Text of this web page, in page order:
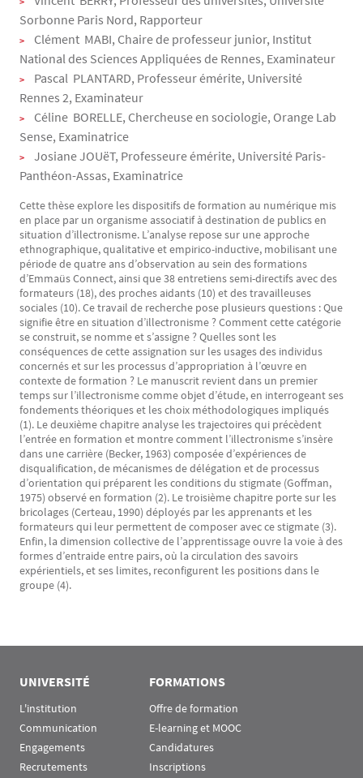
Sorbonne Paris Nord, Rapporteur
Clément MABI, Chaire de professeur junior, Institut
National des Sciences Appliquées de Rennes, Examinateur
Pascal PLANTARD, Professeur émérite, Université
Rennes 2, Examinateur
Céline BORELLE, Chercheuse en sociologie, Orange Lab
Sense, Examinatrice
Josiane JOUëT, Professeure émérite, Université Paris-
Panthéon-Assas, Examinatrice
Cette thèse explore les dispositifs de formation au numérique mis
en place par un organisme associatif à destination de publics en
situation d’illectronisme. L’analyse repose sur une approche
ethnographique, qualitative et empirico-inductive, mobilisant une
période de quatre ans d’observation au sein des formations
d’Emmaüs Connect, ainsi que 38 entretiens semi-directifs avec des
formateurs (18), des proches aidants (10) et des travailleuses
sociales (10). Ce travail de recherche pose plusieurs questions : Que
signifie être en situation d’illectronisme ? Comment cette catégorie
se construit, se nomme et s’assigne ? Quelles sont les
conséquences de cette assignation sur les usages des individus
concernés et sur les processus d’appropriation à l’œuvre en
contexte de formation ? Le manuscrit revient dans un premier
temps sur l’illectronisme comme objet d’étude, en interrogeant ses
fondements théoriques et les choix méthodologiques impliqués
(1). Le deuxième chapitre analyse les trajectoires qui précèdent
l’entrée en formation et montre comment l’illectronisme s’insère
dans une carrière (Becker, 1963) composée d’expériences de
disqualification, de mécanismes de délégation et de processus
d’orientation qui préparent les conditions du stigmate (Goffman,
1975) observé en formation (2). Le troisième chapitre porte sur les
bricolages (Certeau, 1990) déployés par les apprenants et les
formateurs qui leur permettent de composer avec ce stigmate (3).
Enfin, la dimension collective de l’apprentissage ouvre la voie à des
formes d’entraide entre pairs, où la circulation des savoirs
expérientiels, et ses limites, reconfigurent les positions dans le
groupe (4).
UNIVERSITÉ
L'institution
Communication
Engagements
Recrutements
FORMATIONS
Offre de formation
E-learning et MOOC
Candidatures
Inscriptions